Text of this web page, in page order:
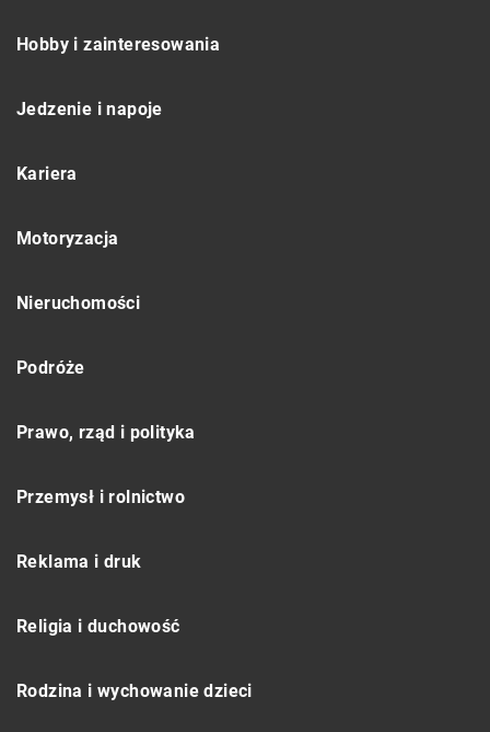
Hobby i zainteresowania
Jedzenie i napoje
Kariera
Motoryzacja
Nieruchomości
Podróże
Prawo, rząd i polityka
Przemysł i rolnictwo
Reklama i druk
Religia i duchowość
Rodzina i wychowanie dzieci